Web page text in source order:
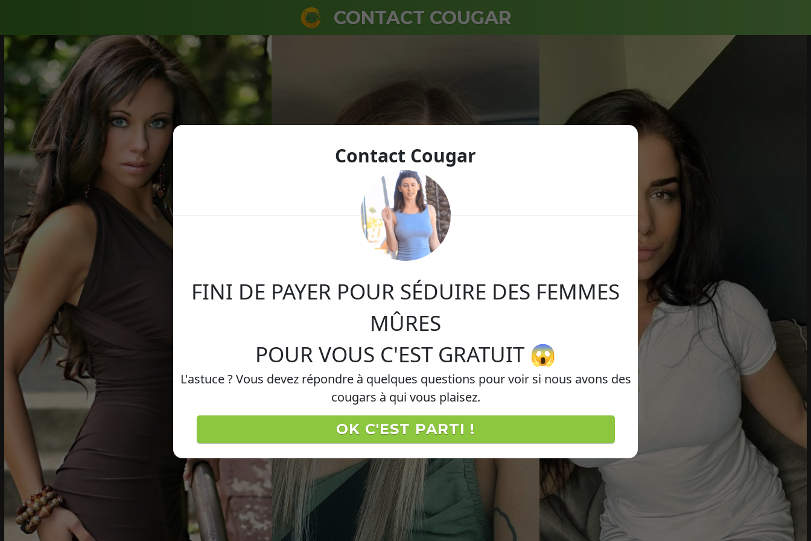
CONTACT COUGAR
Contact Cougar
FINI DE PAYER POUR SÉDUIRE DES FEMMES
MÛRES
POUR VOUS C'EST GRATUIT 😱
L'astuce ? Vous devez répondre à quelques questions pour voir si nous avons des
cougars à qui vous plaisez.
OK C'EST PARTI !